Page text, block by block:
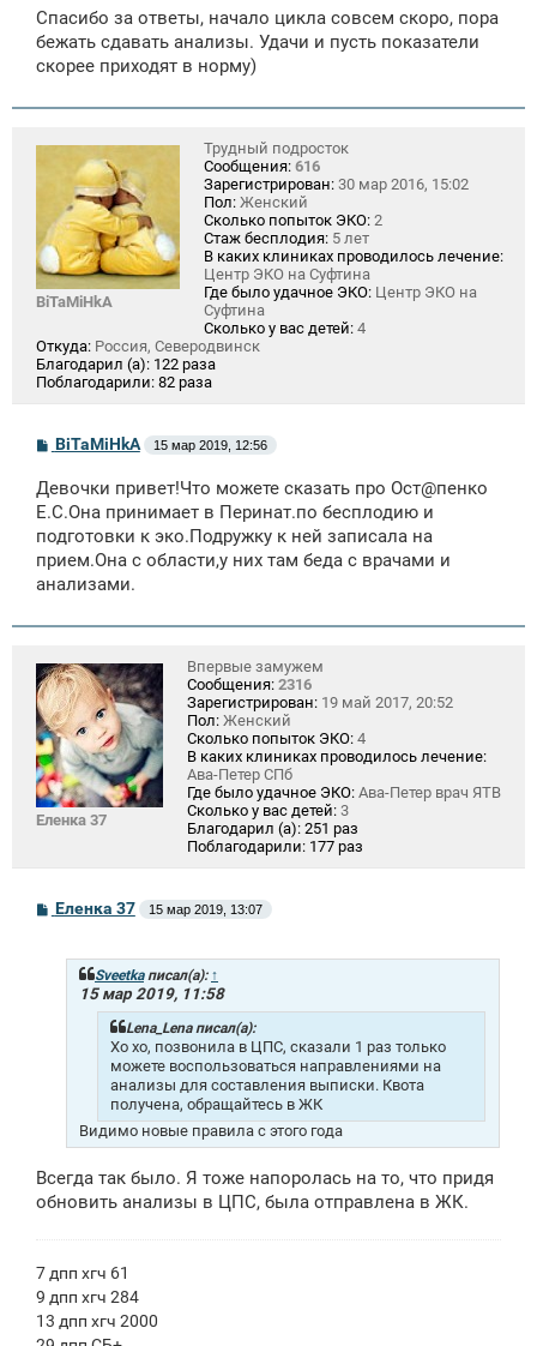
Спасибо за ответы, начало цикла совсем скоро, пора
бежать сдавать анализы. Удачи и пусть показатели
скорее приходят в норму)
BiTaMiHkA
Трудный подросток
Сообщения: 616
Зарегистрирован: 30 мар 2016, 15:02
Пол: Женский
Сколько попыток ЭКО: 2
Стаж бесплодия: 5 лет
В каких клиниках проводилось лечение:
Центр ЭКО на Суфтина
Где было удачное ЭКО: Центр ЭКО на
Суфтина
Сколько у вас детей: 4
Откуда: Россия, Северодвинск
Благодарил (а): 122 раза
Поблагодарили: 82 раза
С
б
щ
н
и
BiTaMiHkA 15 мар 2019, 12:56
Девочки привет!Что можете сказать про Ост@пенко
Е.С.Она принимает в Перинат.по бесплодию и
подготовки к эко.Подружку к ней записала на
прием.Она с области,у них там беда с врачами и
анализами.
Еленка 37
Впервые замужем
Сообщения: 2316
Зарегистрирован: 19 май 2017, 20:52
Пол: Женский
Сколько попыток ЭКО: 4
В каких клиниках проводилось лечение:
Ава-Петер СПб
Где было удачное ЭКО: Ава-Петер врач ЯТВ
Сколько у вас детей: 3
Благодарил (а): 251 раз
Поблагодарили: 177 раз
СЕленка 37 15 мар 2019, 13:07
Sveetkaписал(а): ↑
15 мар 2019, 11:58
Lena_Lena писал(а):
Хо хо, позвонила в ЦПС, сказали 1 раз только
можете воспользоваться направлениями на
анализы для составления выписки. Квота
получена, обращайтесь в ЖК
Видимо новые правила с этого года
Всегда так было. Я тоже напоролась на то, что придя
обновить анализы в ЦПС, была отправлена в ЖК.
7 дпп хгч 61
9 дпп хгч 284
13 дпп хгч 2000